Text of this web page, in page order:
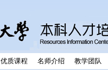
优质课程 名师介绍 教学团队